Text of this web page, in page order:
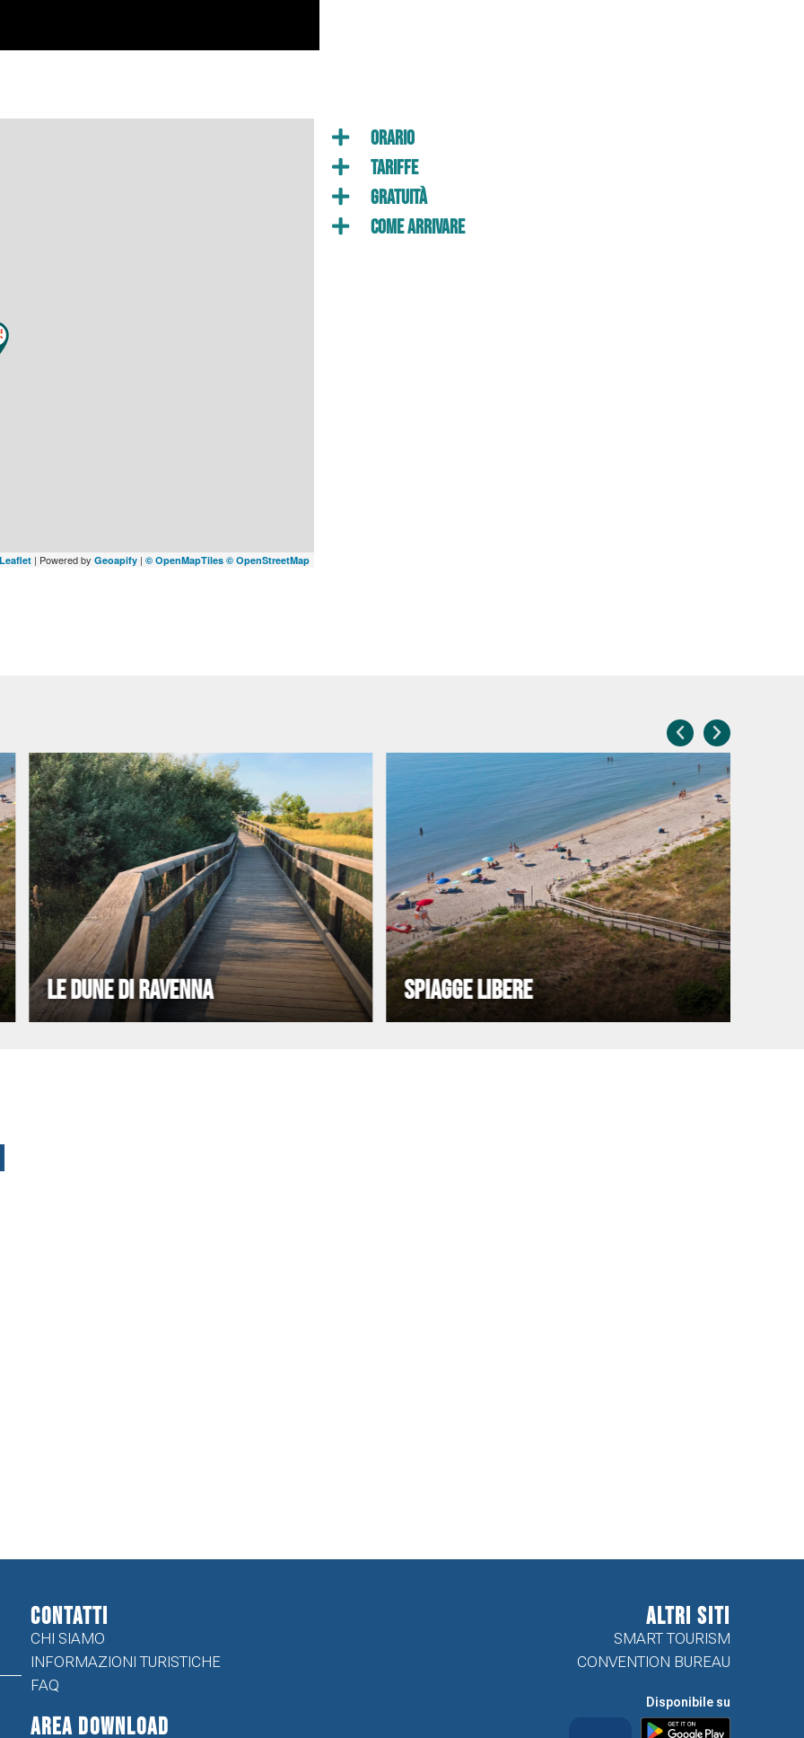
| Powered by Geoapify| © OpenMapTiles © OpenStreetMap
Orario
Tariffe
Gratuità
Come Arrivare
LE DUNE DI RAVENNA SPIAGGE LIBERE
CONTATTI
CHI SIAMO
INFORMAZIONI TURISTICHE
FAQ
Area Download
ALTRI SITI
SMART TOURISM
CONVENTION BUREAU
Disponibile su